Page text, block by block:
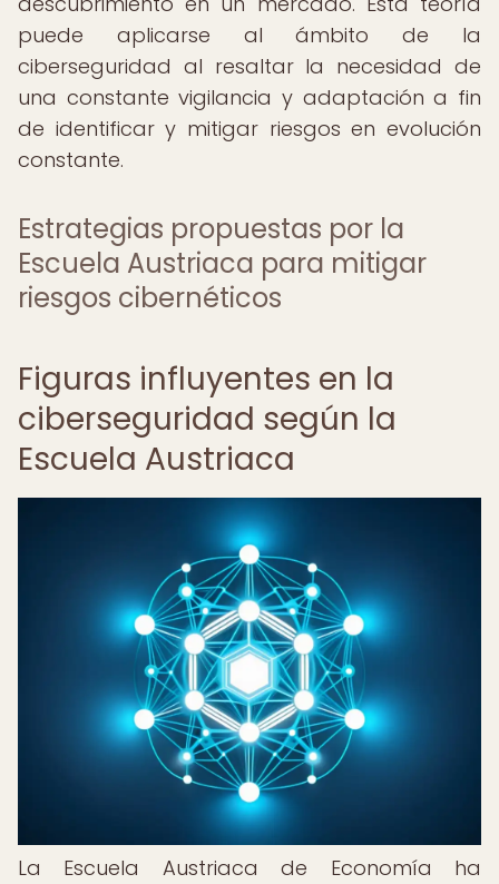
puede aplicarse al ámbito de la
ciberseguridad al resaltar la necesidad de
una constante vigilancia y adaptación a fin
de identificar y mitigar riesgos en evolución
constante.
Estrategias propuestas por la
Escuela Austriaca para mitigar
riesgos cibernéticos
Figuras influyentes en la
ciberseguridad según la
Escuela Austriaca
La Escuela Austriaca de Economía ha